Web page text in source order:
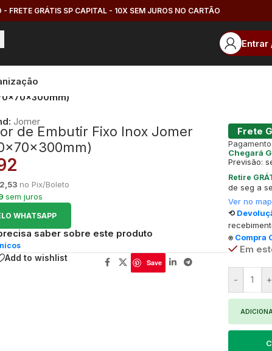
FRETE GRÁTIS SP CAPITAL - 10X SEM JUROS NO CARTÃO
Entrar
Jomer
de Embutir Fixo Inox Jomer
no Pix/Boleto
sem juros
WHATSAPP
saber sobre este produto
Add to wishlist Save
Frete
Chegará
Previsão:
Retire
de seg a
Ver no
⟲
⍟ Compra
Em
- +